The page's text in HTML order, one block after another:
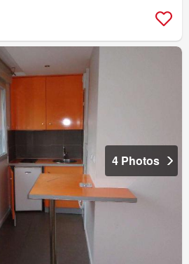
4 Photos